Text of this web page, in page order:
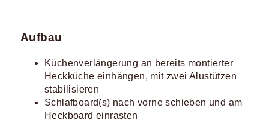
Aufbau
Küchenverlängerung an bereits montierter
Heckküche einhängen, mit zwei Alustützen
stabilisieren
Schlafboard(s) nach vorne schieben und am
Heckboard einrasten